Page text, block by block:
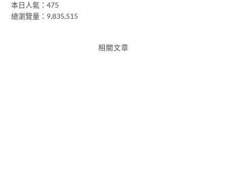
本日人氣：475
總瀏覽量：9,835,515
相關文章